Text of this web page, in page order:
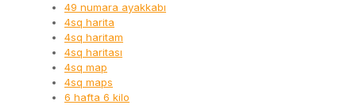
49 numara ayakkabı
4sq harita
4sq haritam
4sq haritası
4sq map
4sq maps
6 hafta 6 kilo